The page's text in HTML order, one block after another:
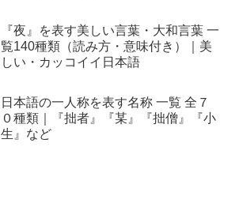
『夜』を表す美しい言葉・大和言葉 一
覧140種類（読み方・意味付き）｜美
しい・カッコイイ日本語
日本語の一人称を表す名称 一覧 全７
０種類｜『拙者』『某』『拙僧』『小
生』など